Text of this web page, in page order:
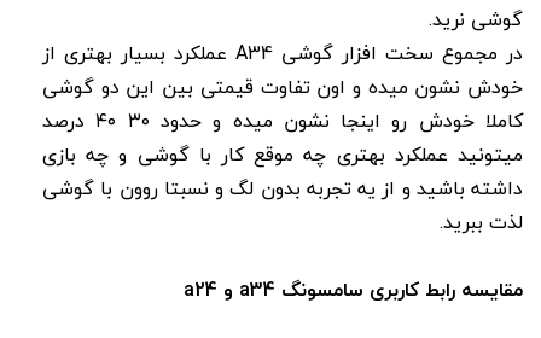
گوشی نرید.
در مجموع سخت افزار گوشی A34 عملکرد بسیار بهتری از
خودش نشون میده و اون تفاوت قیمتی بین این دو گوشی
کاملا خودش رو اینجا نشون میده و حدود ۳۰ ۴۰ درصد
میتونید عملکرد بهتری چه موقع کار با گوشی و چه بازی
داشته باشید و از یه تجربه بدون لگ و نسبتا روون با گوشی
لذت ببرید.
مقایسه رابط کاربری سامسونگ a34 و a24